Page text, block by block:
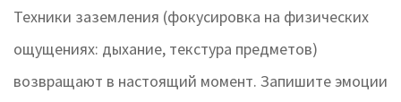
Техники заземления (фокусировка на физических
ощущениях: дыхание, текстура предметов)
возвращают в настоящий момент. Запишите эмоции